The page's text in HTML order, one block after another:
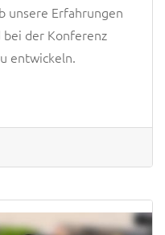
unsere Erfahrungen
der Konferenz
entwickeln.